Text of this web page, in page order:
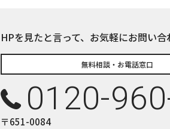
HPを見たと言って、お気軽にお問い合
無料相談・お電話窓口
0120-
〒651-0084